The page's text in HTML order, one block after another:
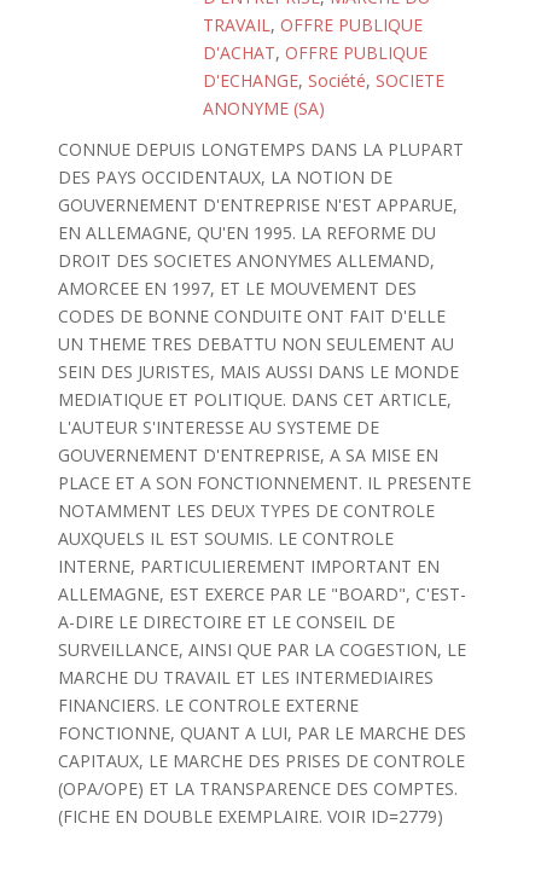
TRAVAIL, OFFRE PUBLIQUE
D'ACHAT, OFFRE PUBLIQUE
D'ECHANGE, Société, SOCIETE
ANONYME (SA)
CONNUE DEPUIS LONGTEMPS DANS LA PLUPART
DES PAYS OCCIDENTAUX, LA NOTION DE
GOUVERNEMENT D'ENTREPRISE N'EST APPARUE,
EN ALLEMAGNE, QU'EN 1995. LA REFORME DU
DROIT DES SOCIETES ANONYMES ALLEMAND,
AMORCEE EN 1997, ET LE MOUVEMENT DES
CODES DE BONNE CONDUITE ONT FAIT D'ELLE
UN THEME TRES DEBATTU NON SEULEMENT AU
SEIN DES JURISTES, MAIS AUSSI DANS LE MONDE
MEDIATIQUE ET POLITIQUE. DANS CET ARTICLE,
L'AUTEUR S'INTERESSE AU SYSTEME DE
GOUVERNEMENT D'ENTREPRISE, A SA MISE EN
PLACE ET A SON FONCTIONNEMENT. IL PRESENTE
NOTAMMENT LES DEUX TYPES DE CONTROLE
AUXQUELS IL EST SOUMIS. LE CONTROLE
INTERNE, PARTICULIEREMENT IMPORTANT EN
ALLEMAGNE, EST EXERCE PAR LE "BOARD", C'EST-
A-DIRE LE DIRECTOIRE ET LE CONSEIL DE
SURVEILLANCE, AINSI QUE PAR LA COGESTION, LE
MARCHE DU TRAVAIL ET LES INTERMEDIAIRES
FINANCIERS. LE CONTROLE EXTERNE
FONCTIONNE, QUANT A LUI, PAR LE MARCHE DES
CAPITAUX, LE MARCHE DES PRISES DE CONTROLE
(OPA/OPE) ET LA TRANSPARENCE DES COMPTES.
(FICHE EN DOUBLE EXEMPLAIRE. VOIR ID=2779)